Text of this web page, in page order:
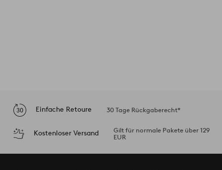
Einfache Retoure 30 Tage Rückgaberecht*
Kostenloser Versand
Gilt für normale Pakete über 129
EUR